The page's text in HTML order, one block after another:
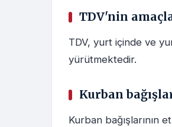
TDV'nin
TDV, yurt içinde ve
yürütmektedir.
Kurban
Kurban bağışlarının